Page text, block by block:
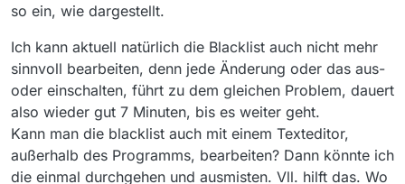
so ein, wie dargestellt.
Ich kann aktuell natürlich die Blacklist auch nicht mehr
sinnvoll bearbeiten, denn jede Änderung oder das aus-
oder einschalten, führt zu dem gleichen Problem, dauert
also wieder gut 7 Minuten, bis es weiter geht.
Kann man die blacklist auch mit einem Texteditor,
außerhalb des Programms, bearbeiten? Dann könnte ich
die einmal durchgehen und ausmisten. Vll. hilft das. Wo